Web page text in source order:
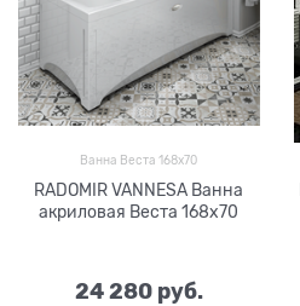
Ванна Веста 168х70
RADOMIR VANNESA Ванна
акриловая Веста 168х70
24 280 руб.